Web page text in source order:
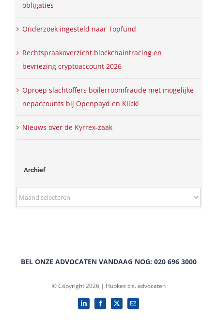
obligaties
Onderzoek ingesteld naar Topfund
Rechtspraakoverzicht blockchaintracing en
bevriezing cryptoaccount 2026
Oproep slachtoffers boilerroomfraude met mogelijke
nepaccounts bij Openpayd en Klickl
Nieuws over de Kyrrex-zaak
Archief
Archief
BEL ONZE ADVOCATEN VANDAAG NOG: 020 696 3000
© Copyright 2026 | Hupkes c.s. advocaten